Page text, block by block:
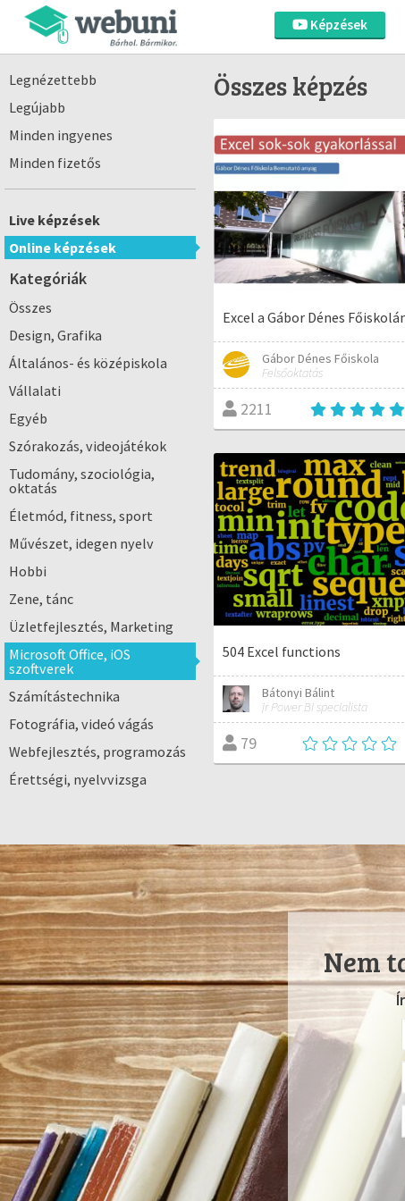
Képzések
Legnézettebb
Legújabb
Minden ingyenes
Minden fizetős
Live képzések
Online képzések
Kategóriák
Összes
Design, Grafika
Általános- és középiskola
Vállalati
Egyéb
Szórakozás, videojátékok
Tudomány, szociológia,
oktatás
Életmód, fitness, sport
Művészet, idegen nyelv
Hobbi
Zene, tánc
Üzletfejlesztés, Marketing
Microsoft Office, iOS
szoftverek
Számítástechnika
Fotográfia, videó vágás
Webfejlesztés, programozás
Érettségi, nyelvvizsga
Összes képzés
Excel a Gábor Dénes
Gábor Dénes Főiskola
Felsőoktatás
2211
504 Excel functions
Bátonyi Bálint
jr Power BI specialista
79
Nem